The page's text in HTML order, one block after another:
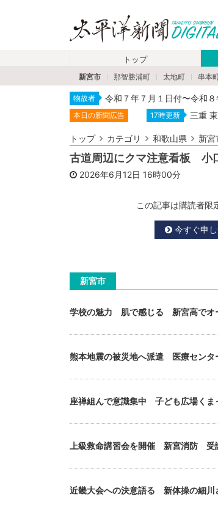
トップ
新宮市
那智勝浦町 太地町 串本
物故者 令和７年７月１日付〜令和
本日の新聞広告 17時更新 三重
トップ カテゴリ 和歌山県 新宮
古道周辺にクマ注意看板 小
2026年6月12日 16時00分
この記事は購読者限
今すぐ申
新宮市
学校の魅力 肌で感じる 新宮高でオ
熊本地震の被災地へ派遣 医療センタ
座禅組んで意識集中 子ども広場く
上級救命講習会を開催 新宮消防 受
近畿大会への決意語る 新体操の細川